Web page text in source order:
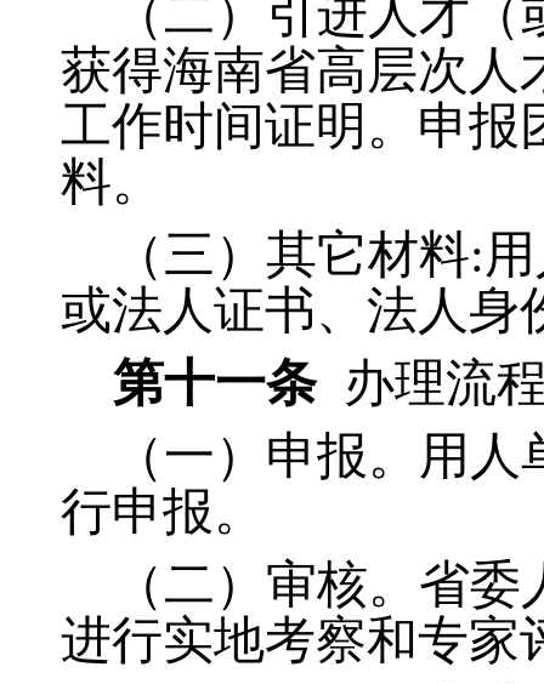
（二）引进人才
获得海南省高层次人
工作时间证明。申报
料。
（三）其它材料:
或法人证书、法人身
第十一条 办理流
（一）申报。用
行申报。
（二）审核。省
进行实地考察和专家